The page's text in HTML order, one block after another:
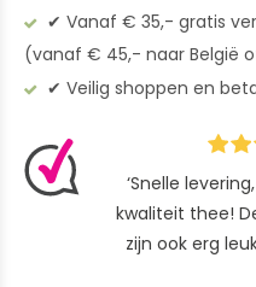
✔︎ Vanaf € 35,- gratis
(vanaf € 45,- naar België
✔︎ Veilig shoppen en
‘Snelle
kwaliteit thee!
zijn ook erg